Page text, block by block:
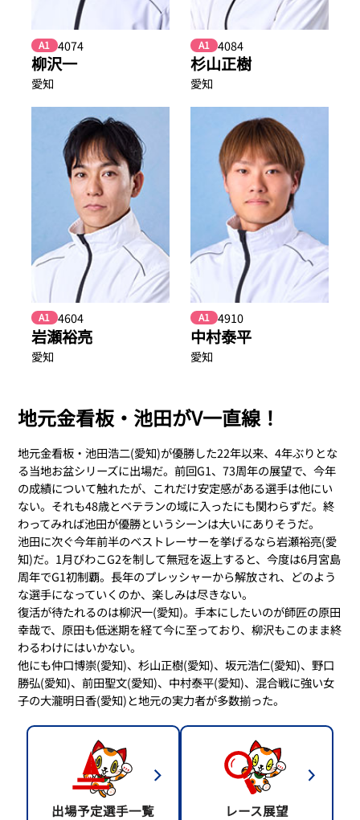
A1 4074
柳沢一
愛知
A1 4084
杉山正樹
愛知
A1 4604
岩瀬裕亮
愛知
A1 4910
中村泰平
愛知
地元金看板・池田がV一直線！
地元金看板・池田浩二(愛知)が優勝した22年以来、4年ぶりとな
る当地お盆シリーズに出場だ。前回G1、73周年の展望で、今年
の成績について触れたが、これだけ安定感がある選手は他にい
ない。それも48歳とベテランの域に入ったにも関わらずだ。終
わってみれば池田が優勝というシーンは大いにありそうだ。
池田に次ぐ今年前半のベストレーサーを挙げるなら岩瀬裕亮(愛
知)だ。1月びわこG2を制して無冠を返上すると、今度は6月宮島
周年でG1初制覇。長年のプレッシャーから解放され、どのよう
な選手になっていくのか、楽しみは尽きない。
復活が待たれるのは柳沢一(愛知)。手本にしたいのが師匠の原田
幸哉で、原田も低迷期を経て今に至っており、柳沢もこのまま終
わるわけにはいかない。
他にも仲口博崇(愛知)、杉山正樹(愛知)、坂元浩仁(愛知)、野口
勝弘(愛知)、前田聖文(愛知)、中村泰平(愛知)、混合戦に強い女
子の大瀧明日香(愛知)と地元の実力者が多数揃った。
出場予定選手一覧 レース展望